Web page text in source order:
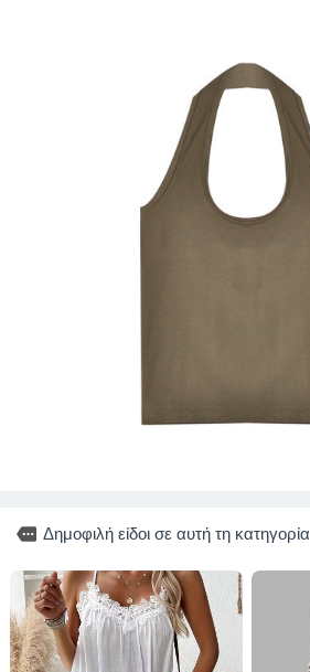
more Δημοφιλή είδοι σε αυτή τη κατηγορία